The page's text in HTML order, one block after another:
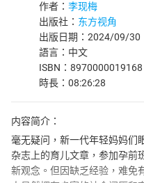
作者： 李现梅
出版社： 东方视角
出版日期：2024/09/30
語言：中文
ISBN：8970000019168
時長：08:26:28
内容简介：
毫无疑问，新一代年轻妈妈们
杂志上的育儿文章，参加孕前
新观念。但因缺乏经验，难免